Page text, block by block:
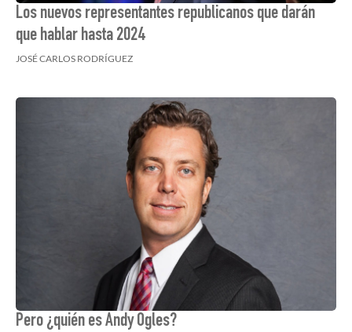
Los nuevos representantes republicanos que darán
que hablar hasta 2024
JOSÉ CARLOS RODRÍGUEZ
Pero ¿quién es Andy Ogles?